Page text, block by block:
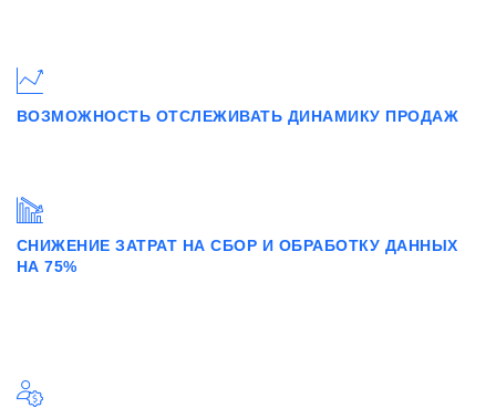
ВОЗМОЖНОСТЬ ОТСЛЕЖИВАТЬ ДИНАМИКУ ПРОДАЖ
СНИЖЕНИЕ ЗАТРАТ НА СБОР И ОБРАБОТКУ ДАННЫХ
НА 75%